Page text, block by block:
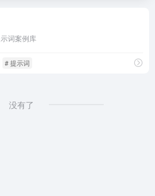
词案例库
# 提示词
没有了